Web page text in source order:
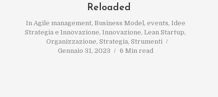
Reloaded
In Agile management, Business Model , events, Idee
Strategia e Innovazione, Innovazione, Lean Startup,
Organizzazione, Strategia, Strumenti
Gennaio 31, 2023
6 Min read